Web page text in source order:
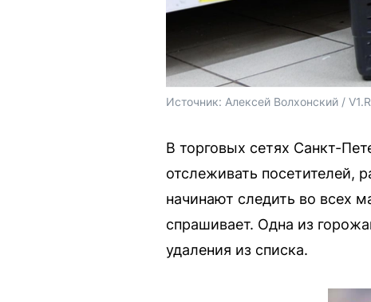
Источник: Алексей Волхонский /
В торговых сетях Санкт-
отслеживать посетителей,
начинают следить во всех
спрашивает. Одна из
удаления из списка.